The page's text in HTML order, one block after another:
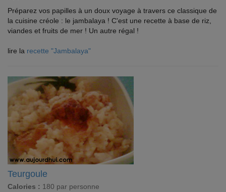
Préparez vos papilles à un doux voyage à travers ce classique de
la cuisine créole : le jambalaya ! C'est une recette à base de riz,
viandes et fruits de mer ! Un autre régal !
lire la recette "Jambalaya"
Teurgoule
Calories : 180 par personne